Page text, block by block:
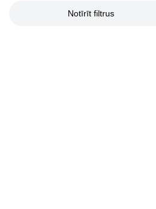
Notīrīt filtrus